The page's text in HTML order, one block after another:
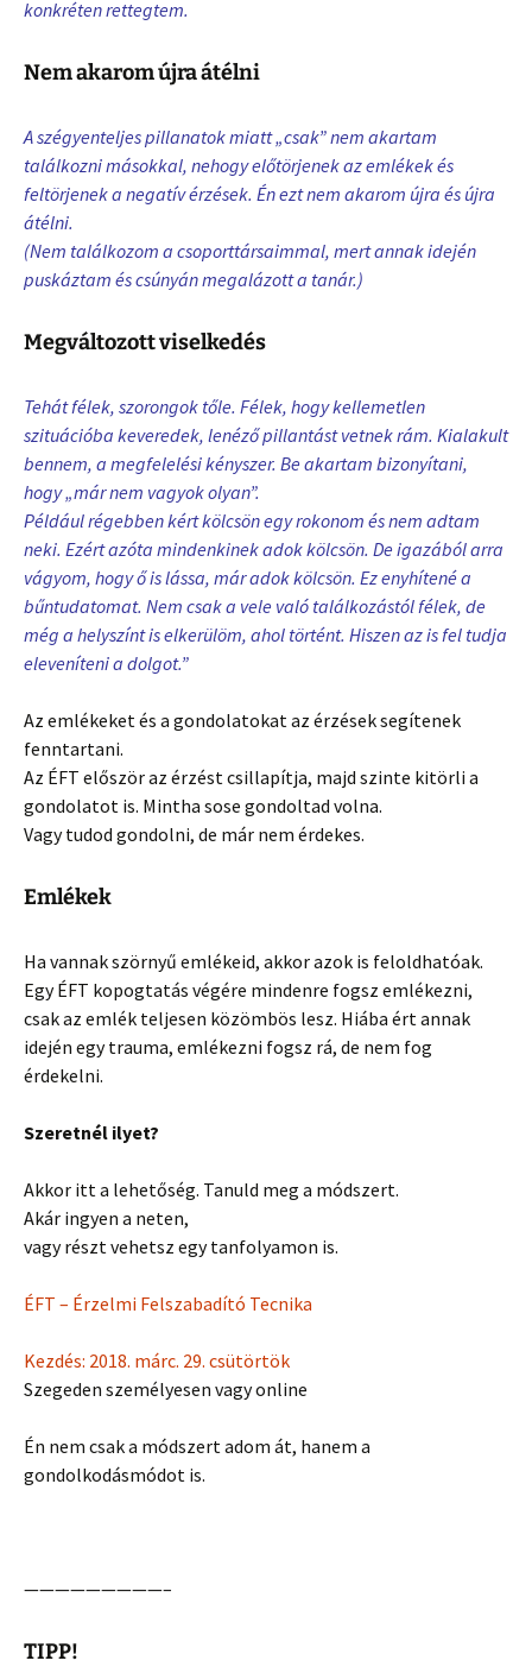
konkréten rettegtem.
Nem akarom újra átélni
A szégyenteljes pillanatok miatt „csak” nem akartam
találkozni másokkal, nehogy előtörjenek az emlékek és
feltörjenek a negatív érzések. Én ezt nem akarom újra és újra
átélni.
(Nem találkozom a csoporttársaimmal, mert annak idején
puskáztam és csúnyán megalázott a tanár.)
Megváltozott viselkedés
Tehát félek, szorongok tőle. Félek, hogy kellemetlen
szituációba keveredek, lenéző pillantást vetnek rám. Kialakult
bennem, a megfelelési kényszer. Be akartam bizonyítani,
hogy „már nem vagyok olyan”.
Például régebben kért kölcsön egy rokonom és nem adtam
neki. Ezért azóta mindenkinek adok kölcsön. De igazából arra
vágyom, hogy ő is lássa, már adok kölcsön. Ez enyhítené a
bűntudatomat. Nem csak a vele való találkozástól félek, de
még a helyszínt is elkerülöm, ahol történt. Hiszen az is fel tudja
eleveníteni a dolgot.”
Az emlékeket és a gondolatokat az érzések segítenek
fenntartani.
Az ÉFT először az érzést csillapítja, majd szinte kitörli a
gondolatot is. Mintha sose gondoltad volna.
Vagy tudod gondolni, de már nem érdekes.
Emlékek
Ha vannak szörnyű emlékeid, akkor azok is feloldhatóak.
Egy ÉFT kopogtatás végére mindenre fogsz emlékezni,
csak az emlék teljesen közömbös lesz. Hiába ért annak
idején egy trauma, emlékezni fogsz rá, de nem fog
érdekelni.
Szeretnél ilyet?
Akkor itt a lehetőség. Tanuld meg a módszert.
Akár ingyen a neten,
vagy részt vehetsz egy tanfolyamon is.
ÉFT – Érzelmi Felszabadító Tecnika
Kezdés: 2018. márc. 29. csütörtök
Szegeden személyesen vagy online
Én nem csak a módszert adom át, hanem a
gondolkodásmódot is.
—————————–
TIPP!